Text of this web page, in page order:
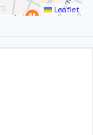
Leaflet